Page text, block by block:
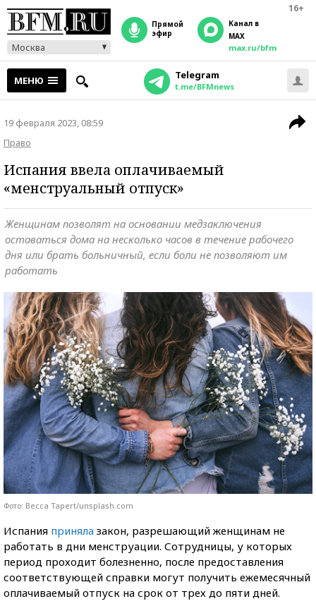
16+
Москва
прямой
эфир
Канал в
MAX
max.ru/bfm
МЕНЮ Telegram
t.me/BFMnews
19 февраля 2023, 08:59
Право
Испания ввела оплачиваемый
«менструальный отпуск»
Женщинам позволят на основании медзаключения
оставаться дома на несколько часов в течение рабочего
дня или брать больничный, если боли не позволяют им
работать
Фото: Becca Tapert/unsplash.com
Испания приняла закон, разрешающий женщинам не
работать в дни менструации. Сотрудницы, у которых
период проходит болезненно, после предоставления
соответствующей справки могут получить ежемесячный
оплачиваемый отпуск на срок от трех до пяти дней.